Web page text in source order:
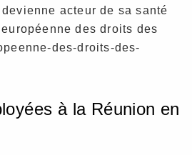
acteur de sa santé
des droits des
des-droits-des-
à la Réunion en